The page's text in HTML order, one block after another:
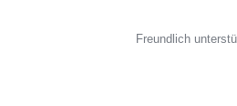
Freundlich